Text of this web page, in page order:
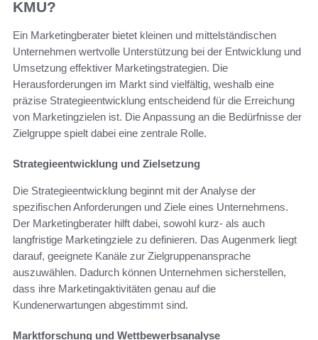
KMU?
Ein Marketingberater bietet kleinen und mittelständischen
Unternehmen wertvolle Unterstützung bei der Entwicklung und
Umsetzung effektiver Marketingstrategien. Die
Herausforderungen im Markt sind vielfältig, weshalb eine
präzise Strategieentwicklung entscheidend für die Erreichung
von Marketingzielen ist. Die Anpassung an die Bedürfnisse der
Zielgruppe spielt dabei eine zentrale Rolle.
Strategieentwicklung und Zielsetzung
Die Strategieentwicklung beginnt mit der Analyse der
spezifischen Anforderungen und Ziele eines Unternehmens.
Der Marketingberater hilft dabei, sowohl kurz- als auch
langfristige Marketingziele zu definieren. Das Augenmerk liegt
darauf, geeignete Kanäle zur Zielgruppenansprache
auszuwählen. Dadurch können Unternehmen sicherstellen,
dass ihre Marketingaktivitäten genau auf die
Kundenerwartungen abgestimmt sind.
Marktforschung und Wettbewerbsanalyse